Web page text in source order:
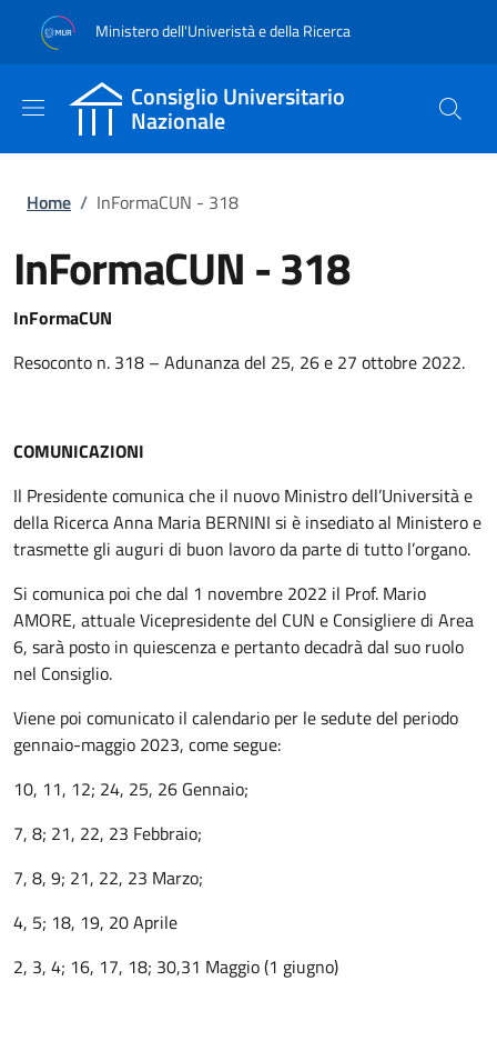
al contenuto principale
to footer content
Ministero dell'Univeristà e della Ricerca
Consiglio Universitario
Nazionale
Briciole di pane
Home / InFormaCUN - 318
InFormaCUN - 318
InFormaCUN
Resoconto n. 318 – Adunanza del 25, 26 e 27 ottobre 2022.
COMUNICAZIONI
Il Presidente comunica che il nuovo Ministro dell’Università e
della Ricerca Anna Maria BERNINI si è insediato al Ministero e
trasmette gli auguri di buon lavoro da parte di tutto l’organo.
Si comunica poi che dal 1 novembre 2022 il Prof. Mario
AMORE, attuale Vicepresidente del CUN e Consigliere di Area
6, sarà posto in quiescenza e pertanto decadrà dal suo ruolo
nel Consiglio.
Viene poi comunicato il calendario per le sedute del periodo
gennaio-maggio 2023, come segue:
10, 11, 12; 24, 25, 26 Gennaio;
7, 8; 21, 22, 23 Febbraio;
7, 8, 9; 21, 22, 23 Marzo;
4, 5; 18, 19, 20 Aprile
2, 3, 4; 16, 17, 18; 30,31 Maggio (1 giugno)